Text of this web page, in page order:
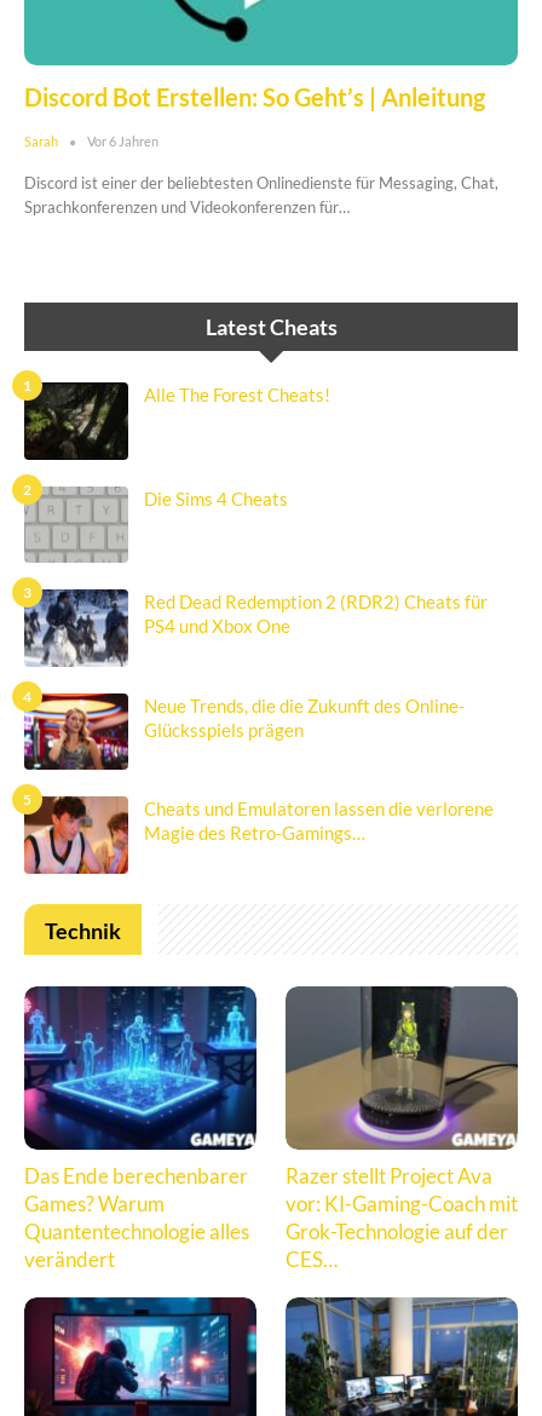
Discord Bot Erstellen: So Geht’s | Anleitung
Sarah Vor 6 Jahren
Discord ist einer der beliebtesten Onlinedienste für Messaging, Chat,
Sprachkonferenzen und Videokonferenzen für…
Latest Cheats
1 Alle The Forest Cheats!
2 Die Sims 4 Cheats
3
Red Dead Redemption 2 (RDR2) Cheats für
PS4 und Xbox One
4
Neue Trends, die die Zukunft des Online-
Glücksspiels prägen
5
Cheats und Emulatoren lassen die verlorene
Magie des Retro-Gamings…
Technik
Das Ende berechenbarer
Games? Warum
Quantentechnologie alles
verändert
Razer stellt Project Ava
vor: KI-Gaming-Coach mit
Grok-Technologie auf der
CES…